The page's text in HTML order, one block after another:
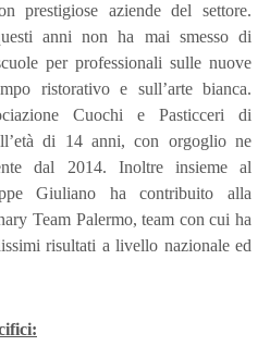
prestigiose aziende del settore.
anni non ha mai smesso di
per professionali sulle nuove
ristorativo e sull’arte bianca.
Cuochi e Pasticceri di
di 14 anni, con orgoglio ne
dal 2014. Inoltre insieme al
Giuliano ha contribuito alla
Team Palermo, team con cui ha
risultati a livello nazionale ed